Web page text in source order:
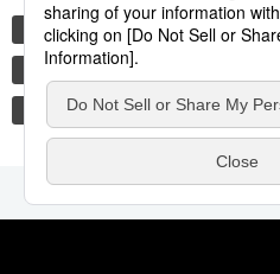
общество история
культура
политика
еда и напитки